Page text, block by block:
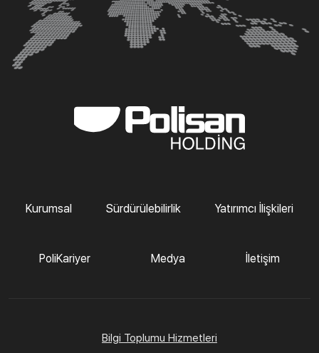
Kurumsal Sürdürülebilirlik Yatırımcı İlişkileri
PoliKariyer Medya İletişim
Bilgi Toplumu Hizmetleri